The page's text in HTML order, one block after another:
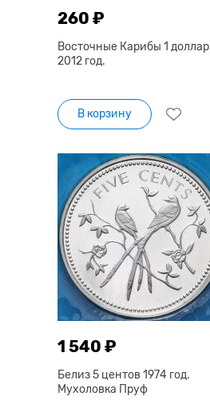
260 ₽
Восточные Карибы 1 доллар
2012 год.
В корзину
1 540 ₽
Белиз 5 центов 1974 год.
Мухоловка Пруф